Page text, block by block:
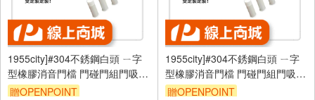
1955city]#304不銹鋼白頭 ㄧ字
型橡膠消音門檔 門碰門組門吸打
孔款1101-B 不銹鋼烤漆白+白頭
贈OPENPOINT
1955city]#304不銹鋼白頭 ㄧ字
型橡膠消音門檔 門碰門組門吸打
孔款1101-B 不銹鋼烤漆白+白頭
贈OPENPOINT